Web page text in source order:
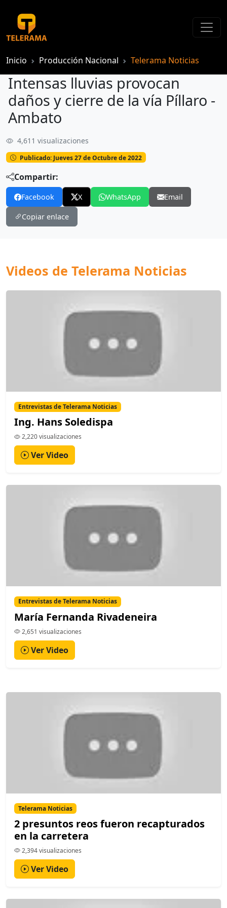
Inicio Producción Nacional Telerama Noticias
Intensas lluvias provocan
daños y cierre de la vía Píllaro -
Ambato
4,611 visualizaciones
Publicado: Jueves 27 de Octubre de 2022
Compartir:
Facebook X WhatsApp Email
Copiar enlace
Videos de Telerama Noticias
Entrevistas de Telerama Noticias
Ing. Hans Soledispa
2,220 visualizaciones
Ver Video
Entrevistas de Telerama Noticias
María Fernanda Rivadeneira
2,651 visualizaciones
Ver Video
Telerama Noticias
2 presuntos reos fueron recapturados
en la carretera
2,394 visualizaciones
Ver Video